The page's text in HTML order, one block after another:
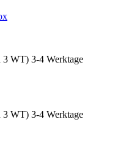
3-4 Werktage
3-4 Werktage